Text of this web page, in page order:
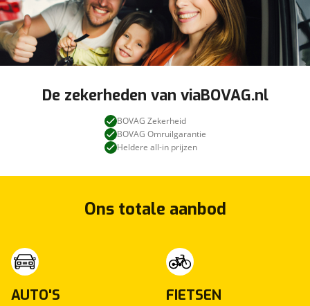
De zekerheden van viaBOVAG.nl
BOVAG Zekerheid
BOVAG Omruilgarantie
Heldere all-in prijzen
Ons totale aanbod
AUTO'S FIETSEN